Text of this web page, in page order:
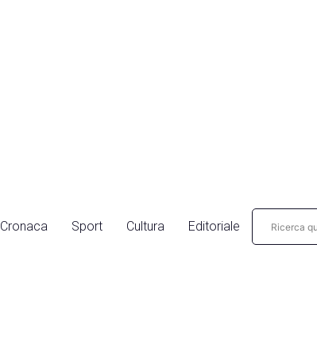
Cronaca Sport Cultura Editoriale